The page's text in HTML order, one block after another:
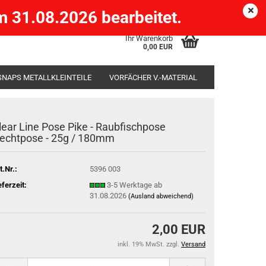
) Kundenlogin
Ihr Warenkorb
0,00 EUR
31.08.2026 bearbeitet.
METALLKLEINTEILE VORFÄCHER V.-MATERIAL
Line Pose Pike - Raubfischpose
- 25g / 180mm
5396 003
3-5 Werktage ab
31.08.2026 (Ausland abweichend)
2,00 EUR
inkl. 19% MwSt. zzgl. Versand